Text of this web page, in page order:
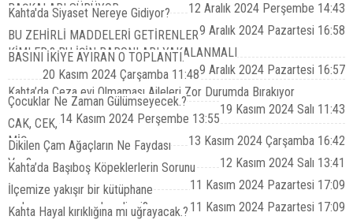
BAŞKALARI SÜRÜYOR 12 Aralık 2024 Perşembe 14:43
Kahta'da Siyaset Nereye Gidiyor?
9 Aralık 2024 Pazartesi 16:58
BU ZEHİRLİ MADDELERİ GETİRENLER
KİMLER.? BU İŞİN BARONLARI YAKALANMALI
9 Aralık 2024 Pazartesi 16:57
BASINI İKİYE AYIRAN O TOPLANTI.
20 Kasım 2024 Çarşamba 11:48
Kahta’da Ceza evi Olmaması Aileleri Zor Durumda Bırakıyor
19 Kasım 2024 Salı 11:43
Çocuklar Ne Zaman Gülümseyecek.?
14 Kasım 2024 Perşembe 13:55
CAK, CEK,
MİŞ.
13 Kasım 2024 Çarşamba 16:42
Dikilen Çam Ağaçların Ne Faydası
Var.?
12 Kasım 2024 Salı 13:41
Kahta’da Başıboş Köpeklerlerin Sorunu
11 Kasım 2024 Pazartesi 17:09
İlçemize yakışır bir kütüphane
açılması zamanı gelmedi mi?
11 Kasım 2024 Pazartesi 17:09
Kahta Hayal kırıklığına mı uğrayacak.?